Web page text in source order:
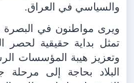
والسياسي في العراق.
ويرى مواطنون في البصرة
تمثل بداية حقيقية لحصر
وتعزيز هيبة المؤسسات
البلاد بحاجة إلى